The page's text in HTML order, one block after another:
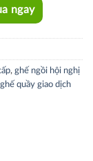
ngay
, ghế ngồi hội nghị
ghế quầy giao dịch